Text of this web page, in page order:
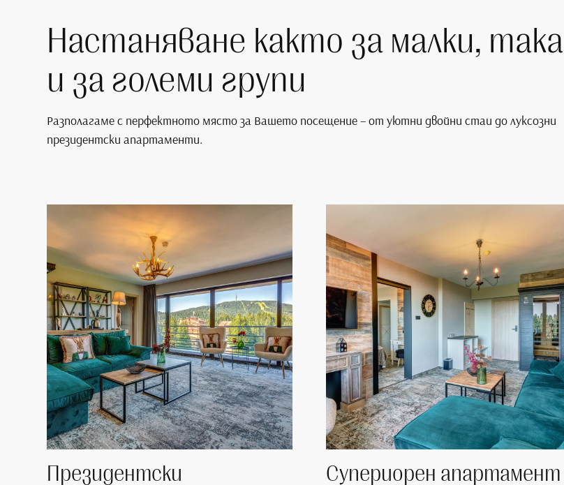
Настаняване както за малки, така
и за големи групи
Разполагаме с перфектното място за Вашето посещение – от уютни двойни стаи до луксозни
президентски апартаменти.
Президентски Супериорен апартамент